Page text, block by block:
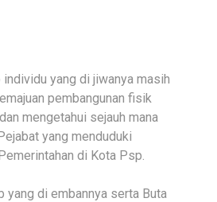
yang di jiwanya masih
pembangunan fisik
mengetahui sejauh mana
yang menduduki
di Kota Psp.
yang di embannya serta Buta